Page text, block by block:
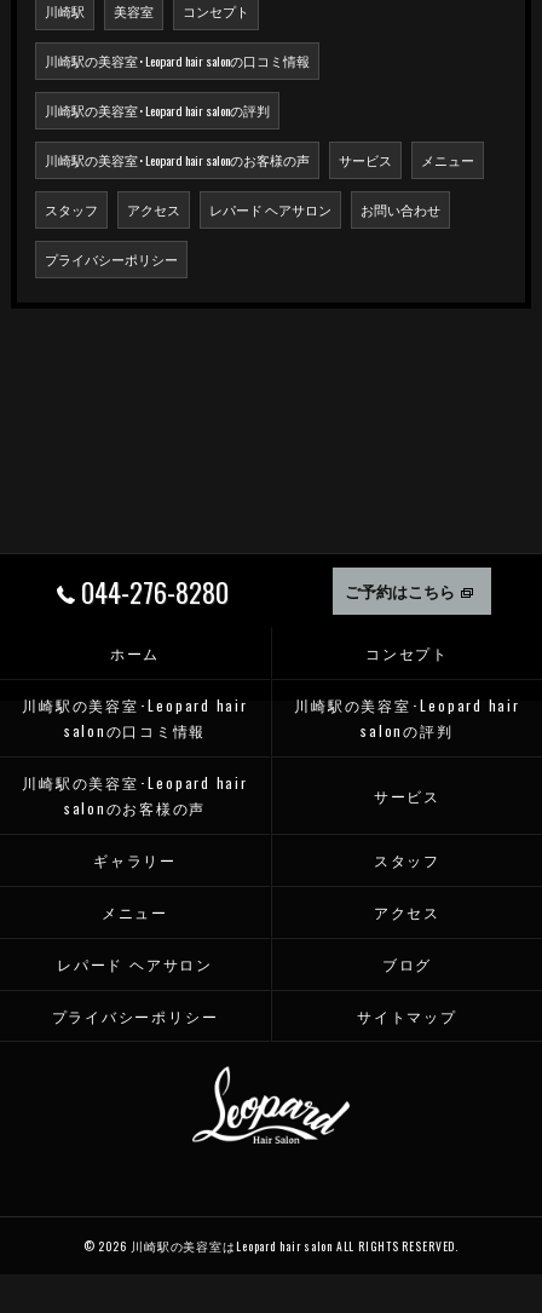
川崎駅 美容室 コンセプト
川崎駅の美容室･Leopard hair salonの口コミ情報
川崎駅の美容室･Leopard hair salonの評判
川崎駅の美容室･Leopard hair salonのお客様の声 サービス メニュー
スタッフ アクセス レパード ヘアサロン お問い合わせ
プライバシーポリシー
044-276-8280 ご予約はこちら
ホーム コンセプト
川崎駅の美容室･Leopard hair
salonの口コミ情報
川崎駅の美容室･Leopard hair
salonの評判
川崎駅の美容室･Leopard hair
salonのお客様の声
サービス
ギャラリー スタッフ
メニュー アクセス
レパード ヘアサロン ブログ
プライバシーポリシー サイトマップ
© 2026 川崎駅の美容室はLeopard hair salon ALL RIGHTS RESERVED.